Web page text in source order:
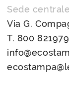
Sede centrale
Via G.
T. 800 821979